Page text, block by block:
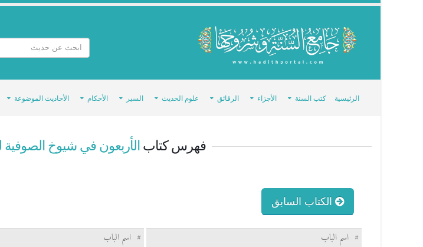
الرئيسية كتب السنة الأجزاء الرقائق علوم الحديث السير الأحكام الأحاديث الموضوعة
فهرس كتاب الأربعون في شيوخ الصوفية
الكتاب السابق
# اسم الباب # اسم الباب